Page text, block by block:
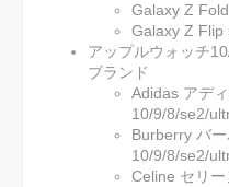
Galaxy Z
Galaxy Z Flip
アップルウォッチ
ブランド
Adidas アデ
10/9/8/se2/
Burberry バ
10/9/8/se2/
Celine セリ